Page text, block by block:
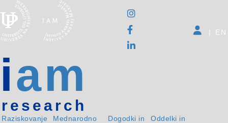
iam
research
Raziskovanje
Mednarodno
Dogodki in
Oddelki in
| EN